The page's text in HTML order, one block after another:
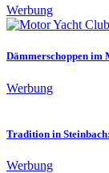
Werbung
Dämmerschoppen im
Werbung
Tradition in
Werbung